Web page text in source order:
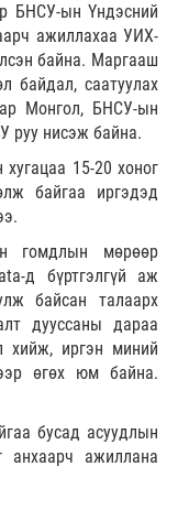
БНСУ-ын Үндэсний
ажиллахаа УИХ-
байна. Маргааш
байдал, саатуулах
Монгол, БНСУ-ын
руу нисэж байна.
15-20 хоног
байгаа иргэдэд
гомдлын мөрөөр
д бүртгэлгүй аж
байсан талаарх
дууссаны дараа
хийж, иргэн миний
өгөх юм байна.
бусад асуудлын
анхаарч ажиллана